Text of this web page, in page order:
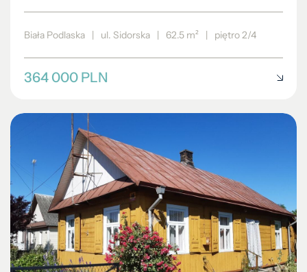
Biała Podlaska | ul. Sidorska | 62.5 m² | piętro 2/4
364 000 PLN